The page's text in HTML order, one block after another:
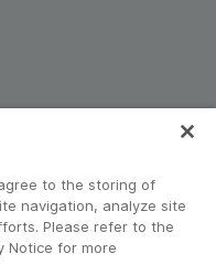
to the storing of
navigation, analyze site
Please refer to the
Notice for more